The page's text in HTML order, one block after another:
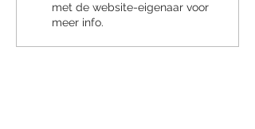
met de website-eigenaar voor
meer info.